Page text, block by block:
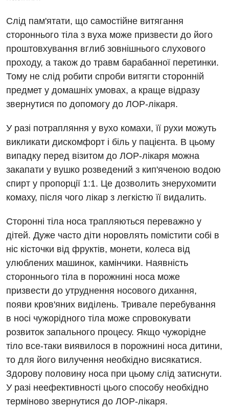
Вакансії
Заходи БПР
Інтернатура
Безкоштовні операції
Енциклопедія
Програма лояльності
Відгуки
Діагностика
Ангіографічні дослідження
Діагностичне відділення
Комп’ютерна томографія
Магнітно-резонансна томографія
Відділ госпіталізації
Відділення кардіосудинної патології та неврології
Відділення невідкладних станів
Відділення інтенсивної терапії
Гінекологічне відділення
Слід пам'ятати, що самостійне витягання
стороннього тіла з вуха може призвести до його
проштовхування вглиб зовнішнього слухового
проходу, а також до травм барабанної перетинки.
Тому не слід робити спроби витягти сторонній
предмет у домашніх умовах, а краще відразу
звернутися по допомогу до ЛОР-лікаря.
У разі потрапляння у вухо комахи, її рухи можуть
викликати дискомфорт і біль у пацієнта. В цьому
випадку перед візитом до ЛОР-лікаря можна
закапати у вушко розведений з кип'яченою водою
спирт у пропорції 1:1. Це дозволить знерухомити
комаху, після чого лікар з легкістю її видалить.
Сторонні тіла носа трапляються переважно у
дітей. Дуже часто діти норовлять помістити собі в
ніс кісточки від фруктів, монети, колеса від
улюблених машинок, камінчики. Наявність
стороннього тіла в порожнині носа може
призвести до утруднення носового дихання,
появи кров'яних виділень. Тривале перебування
в носі чужорідного тіла може спровокувати
розвиток запального процесу. Якщо чужорідне
тіло все-таки виявилося в порожнині носа дитини,
то для його вилучення необхідно висякатися.
Здорову половину носа при цьому слід затиснути.
У разі неефективності цього способу необхідно
терміново звернутися до ЛОР-лікаря.